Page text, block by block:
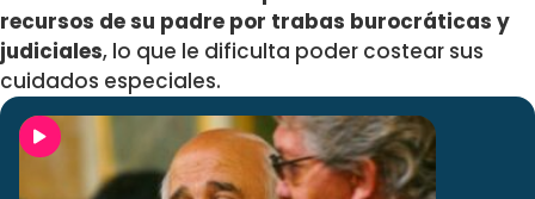
recursos de su padre por trabas burocráticas y
judiciales, lo que le dificulta poder costear sus
cuidados especiales.